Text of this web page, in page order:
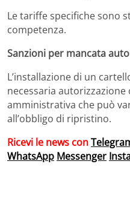
Le tariffe specifiche sono
competenza.
Sanzioni per mancata
L’installazione di un
necessaria
amministrativa che può
all’obbligo di ripristino.
Ricevi le news con
WhatsApp Messenger